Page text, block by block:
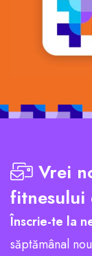
Vrei
fitnesului
Înscrie-te la
săptămânal